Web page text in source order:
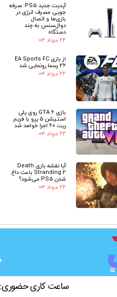
★
آپدیت جدید PS5: صرفه
جویی مصرف انرژی در
بازی‌ها و اتصال
دوال‌سنس به چند
دستگاه
۲۲ مرداد ۰۴
از بازی EA Sports FC
26 رسما رونمایی شد
۲۲ مرداد ۰۴
بازی GTA 6 روی پلی
استیشن 5 پرو با فریم
ریت 60 اجرا خواهد شد
۲۲ مرداد ۰۴
آیا نقشه بازی Death
Stranding 2 باعث داغ
شدن PS5 می‌شود؟
۲۲ مرداد ۰۴
ساعت کاری حضوری: